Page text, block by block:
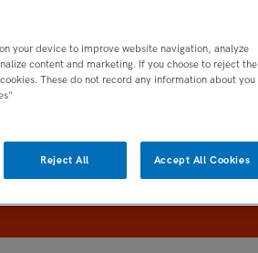
Vacature plaatsen
STRAAL
your device to improve website navigation, analyze
content and marketing. If you choose to reject the
These do not record any information about you
Reject All Accept All Cookies